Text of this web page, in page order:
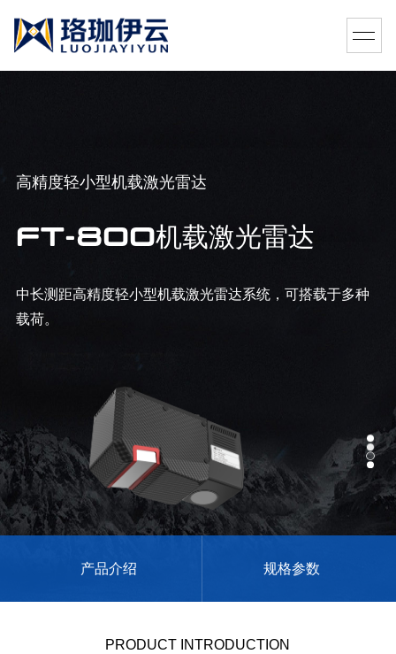
高精度轻小型机载激光雷达
FT-800机载激光雷达
中长测距高精度轻小型机载激光雷达系统，可搭载于多种
载荷。
产品介绍 规格参数
PRODUCT INTRODUCTION